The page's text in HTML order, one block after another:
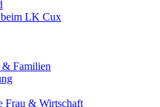
beim LK Cux
& Familien
Frau & Wirtschaft